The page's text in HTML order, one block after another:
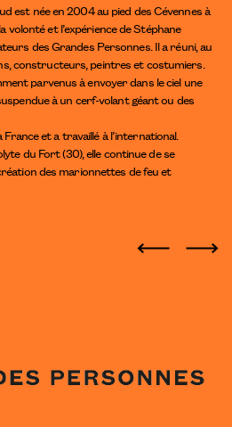
est née en 2004 au pied des Cévennes à
volonté et l’expérience de Stéphane
des Grandes Personnes. Il a réuni, au
constructeurs, peintres et costumiers.
parvenus à envoyer dans le ciel une
à un cerf-volant géant ou des
France et a travaillé à l’international.
du Fort (30), elle continue de se
des marionnettes de feu et